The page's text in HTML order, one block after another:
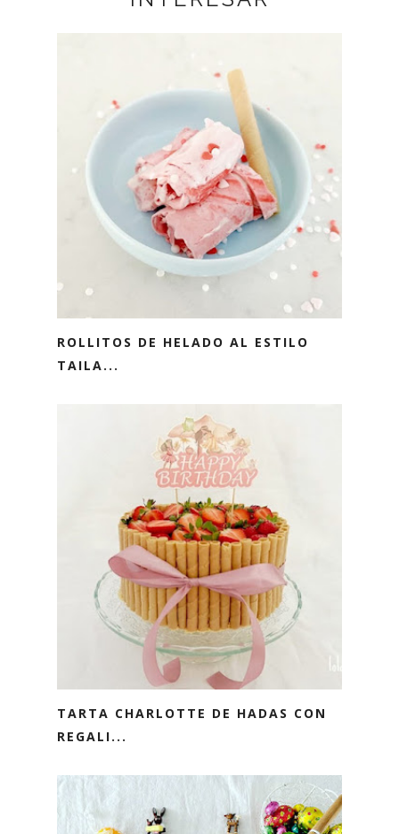
ROLLITOS DE HELADO AL ESTILO
TAILA...
TARTA CHARLOTTE DE HADAS CON
REGALI...